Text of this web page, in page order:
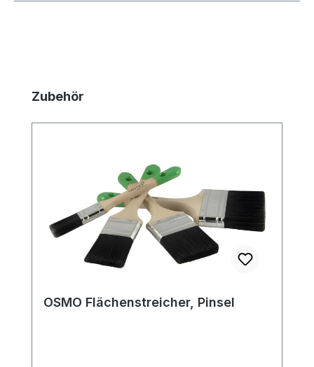
Produktgalerie überspringen
Zubehör
OSMO Flächenstreicher, Pinsel